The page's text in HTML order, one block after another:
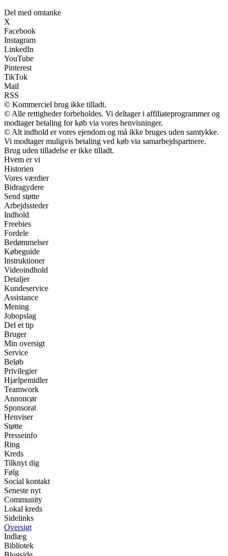
Del med omtanke
X
Facebook
Instagram
LinkedIn
YouTube
Pinterest
TikTok
Mail
RSS
© Kommerciel brug ikke tilladt.
© Alle rettigheder forbeholdes. Vi deltager i affiliateprogrammer og
modtager betaling for køb via vores henvisninger.
© Alt indhold er vores ejendom og må ikke bruges uden samtykke.
Vi modtager muligvis betaling ved køb via samarbejdspartnere.
Brug uden tilladelse er ikke tilladt.
Hvem er vi
Historien
Vores værdier
Bidragydere
Send støtte
Arbejdssteder
Indhold
Freebies
Fordele
Bedømmelser
Købeguide
Instruktioner
Videoindhold
Detaljer
Kundeservice
Assistance
Mening
Jobopslag
Del et tip
Bruger
Min oversigt
Service
Beløb
Privilegier
Hjælpemidler
Teamwork
Annoncør
Sponsorat
Henviser
Støtte
Presseinfo
Ring
Kreds
Tilknyt dig
Følg
Social kontakt
Seneste nyt
Community
Lokal kreds
Sidelinks
Oversigt
Indlæg
Bibliotek